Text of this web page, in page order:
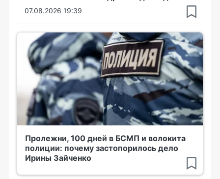
07.08.2026 19:39
Пролежни, 100 дней в БСМП и волокита
полиции: почему застопорилось дело
Ирины Зайченко